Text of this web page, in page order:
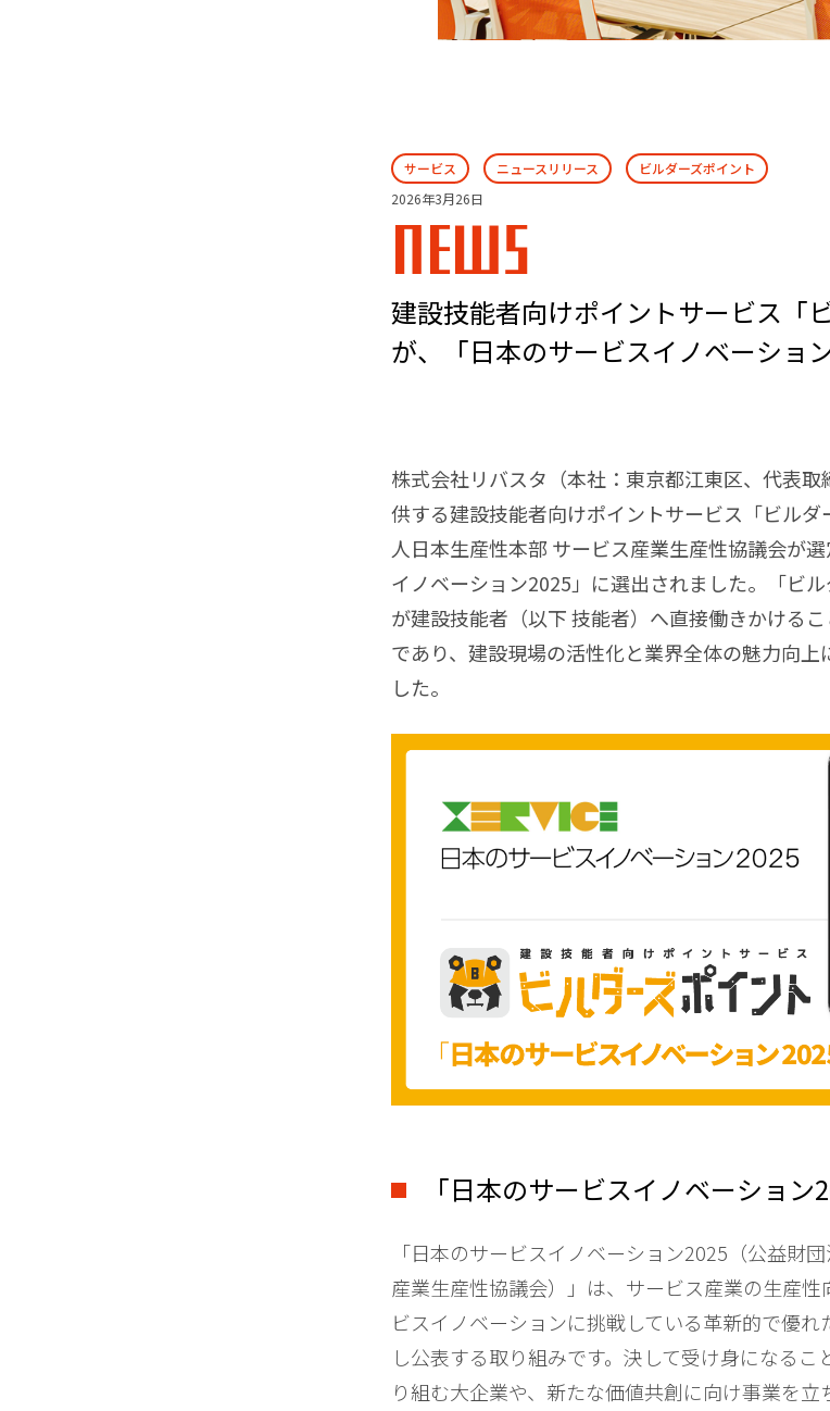
サービス ニュースリリース
ビルダーズポイント
2026年3月26日
NEWS
建設技能者向けポイントサービス「
が、「日本のサービスイノベーショ
株式会社リバスタ（本社：東京都江東区、代表
供する建設技能者向けポイントサービス「ビル
人日本生産性本部 サービス産業生産性協議会が
イノベーション2025」に選出されました。「ビ
が建設技能者（以下 技能者）へ直接働きかける
であり、建設現場の活性化と業界全体の魅力向
した。
「日本のサービスイノベーション
「日本のサービスイノベーション2025（公益財
産業生産性協議会）」は、サービス産業の生産
ビスイノベーションに挑戦している革新的で優
し公表する取り組みです。決して受け身になる
り組む大企業や、新たな価値共創に向け事業を